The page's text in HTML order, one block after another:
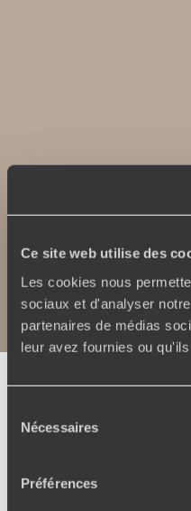
Ce site web utilise des
Les cookies nous
sociaux et d'analyser
partenaires de médias
leur avez fournies ou
Nécessaires
Préférences
Politique de
Notice